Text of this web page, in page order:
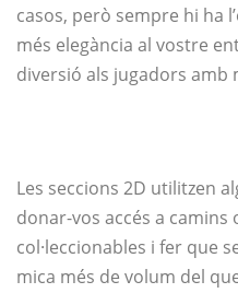
casos, però sempre hi ha
més elegància al vostre
diversió als jugadors amb
Les seccions 2D utilitzen
donar-vos accés a
col·leccionables i fer que
mica més de volum del